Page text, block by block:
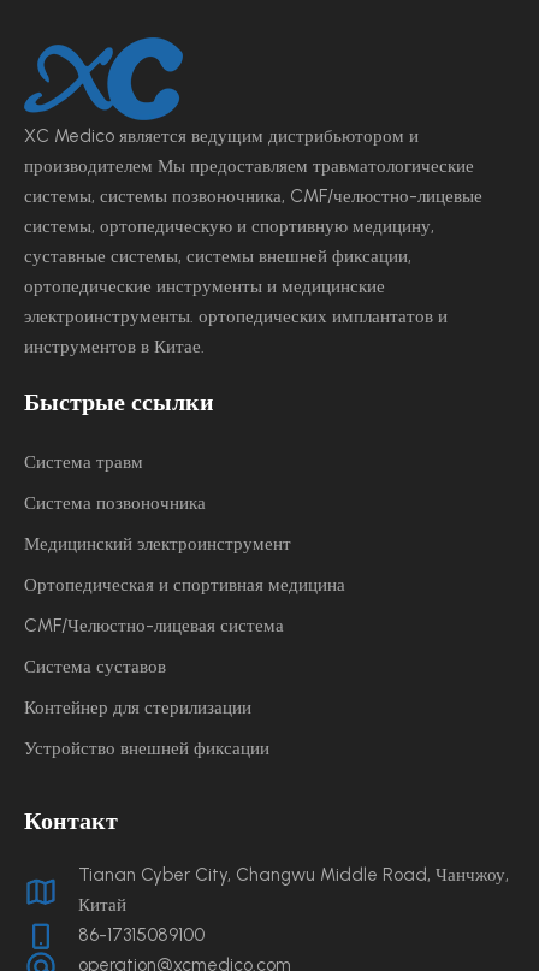
XC Medico является ведущим дистрибьютором и
производителем Мы предоставляем травматологические
системы, системы позвоночника, CMF/челюстно-лицевые
системы, ортопедическую и спортивную медицину,
суставные системы, системы внешней фиксации,
ортопедические инструменты и медицинские
электроинструменты. ортопедических имплантатов и
инструментов в Китае.
Быстрые ссылки
Система травм
Система позвоночника
Медицинский электроинструмент
Ортопедическая и спортивная медицина
CMF/Челюстно-лицевая система
Система суставов
Контейнер для стерилизации
Устройство внешней фиксации
Контакт
Tianan Cyber ​​City, Changwu Middle Road, Чанчжоу,
Китай
86-17315089100
operation@xcmedico.com